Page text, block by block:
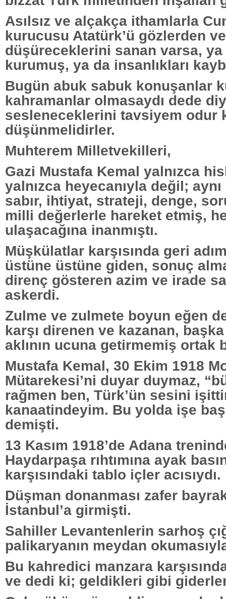
Asılsız ve alçakça ithamlarla
kurucusu Atatürk’ü gözlerden
düşüreceklerini sanan varsa, ya
kurumuş, ya da insanlıkları
Bugün abuk sabuk konuşanlar
kahramanlar olmasaydı dede
sesleneceklerini tavsiyem odur
düşünmelidirler.
Muhterem Milletvekilleri,
Gazi Mustafa Kemal yalnızca
yalnızca heyecanıyla değil;
sabır, ihtiyat, strateji, denge,
milli değerlerle hareket etmiş,
ulaşacağına inanmıştı.
Müşkülatlar karşısında geri
üstüne üstüne giden, sonuç
direnç gösteren azim ve irade
askerdi.
Zulme ve zulmete boyun eğen
karşı direnen ve kazanan,
aklının ucuna getirmemiş ortak
Mustafa Kemal, 30 Ekim 1918
Mütarekesi’ni duyar duymaz,
rağmen ben, Türk’ün sesini
kanaatindeyim. Bu yolda işe
demişti.
13 Kasım 1918’de Adana
Haydarpaşa rıhtımına ayak
karşısındaki tablo içler acısıydı.
Düşman donanması zafer
İstanbul’a girmişti.
Sahiller Levantenlerin sarhoş
palikaryanın meydan
Bu kahredici manzara
ve dedi ki; geldikleri gibi